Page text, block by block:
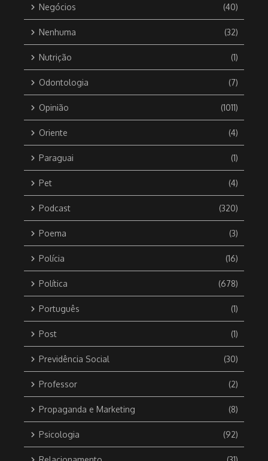
Negócios (40)
Nenhuma (32)
Nutrição (1)
Odontologia (7)
Opinião (1011)
Oriente (4)
Paraguai (1)
Pet (4)
Podcast (320)
Poema (3)
Polícia (16)
Política (678)
Português (1)
Post (1)
Previdência Social (30)
Professor (2)
Propaganda e Marketing (8)
Psicologia (92)